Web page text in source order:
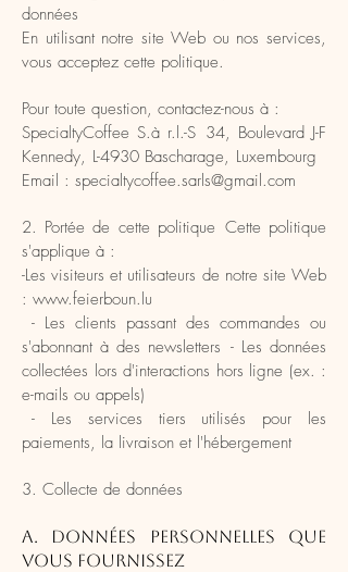
données
En utilisant notre site Web ou nos services,
vous acceptez cette politique.
Pour toute question, contactez-nous à :
SpecialtyCoffee S.à r.l.-S 34, Boulevard J-F
Kennedy, L-4930 Bascharage, Luxembourg
Email : specialtycoffee.sarls@gmail.com
2. Portée de cette politique Cette politique
s'applique à :
-Les visiteurs et utilisateurs de notre site Web
: www.feierboun.lu
- Les clients passant des commandes ou
s'abonnant à des newsletters - Les données
collectées lors d'interactions hors ligne (ex. :
e-mails ou appels)
- Les services tiers utilisés pour les
paiements, la livraison et l'hébergement
3. Collecte de données
a. Données personnelles que
vous fournissez